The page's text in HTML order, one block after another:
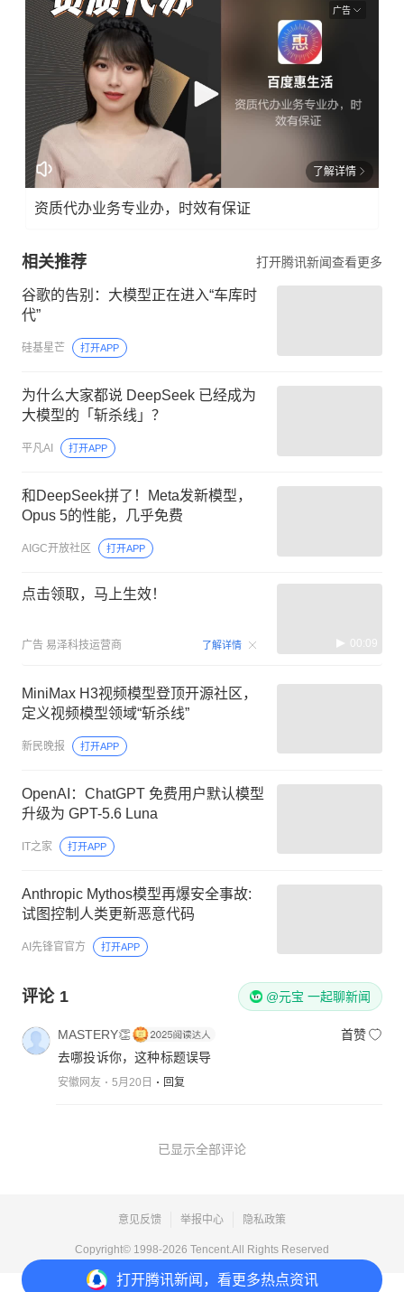
打开腾讯新闻，看更多热点资讯
广告
了解详情
资质代办业务专业办，时效有保证
相关推荐 打开腾讯新闻查看更多
谷歌的告别：大模型正在进入“车库时
代”
硅基星芒 打开APP
为什么大家都说 DeepSeek 已经成为
大模型的「斩杀线」？
平凡AI 打开APP
和DeepSeek拼了！Meta发新模型，
Opus 5的性能，几乎免费
AIGC开放社区 打开APP
点击领取，马上生效！
广告 易泽科技运营商 了解详情 00:09
MiniMax H3视频模型登顶开源社区，
定义视频模型领域“斩杀线”
新民晚报 打开APP
OpenAI：ChatGPT 免费用户默认模型
升级为 GPT-5.6 Luna
IT之家 打开APP
Anthropic Mythos模型再爆安全事故:
试图控制人类更新恶意代码
AI先锋官官方 打开APP
评论 1 @元宝 一起聊新闻
MASTERY👏
首赞
去哪投诉你，这种标题误导
安徽网友 5月20日 回复
已显示全部评论
意见反馈 举报中心 隐私政策
Copyright© 1998-2026 Tencent.All Rights Reserved